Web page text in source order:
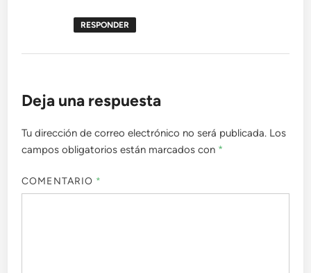
RESPONDER
Deja una respuesta
Tu dirección de correo electrónico no será publicada. Los
campos obligatorios están marcados con *
COMENTARIO *